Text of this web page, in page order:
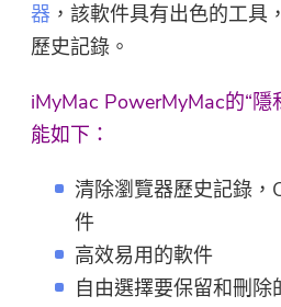
器 ，該軟件具有出色的工具
歷史記錄。
iMyMac PowerMyMac的“隱
能如下：
清除瀏覽器歷史記錄，
件
高效易用的軟件
自由選擇要保留和刪除